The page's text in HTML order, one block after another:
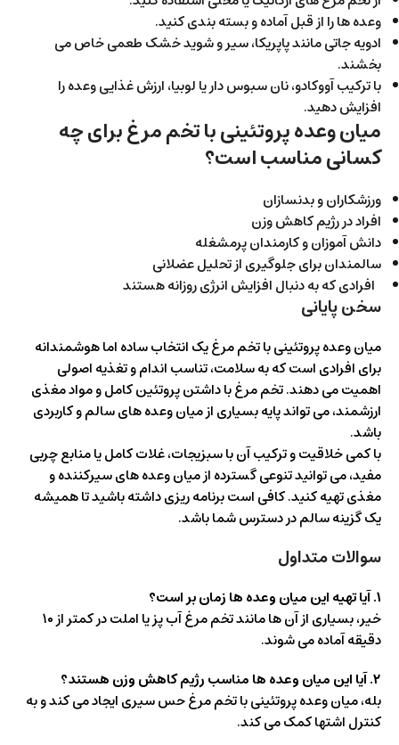
وعده ها را از قبل آماده و بسته بندی کنید.
ادویه جاتی مانند پاپریکا، سیر و شوید خشک طعمی خاص می
بخشند.
با ترکیب آووکادو، نان سبوس دار یا لوبیا، ارزش غذایی وعده را
افزایش دهید.
میان وعده پروتئینی با تخم مرغ برای چه
کسانی مناسب است؟
ورزشکاران و بدنسازان
افراد در رژیم کاهش وزن
دانش آموزان و کارمندان پرمشغله
سالمندان برای جلوگیری از تحلیل عضلانی
افرادی که به دنبال افزایش انرژی روزانه هستند
سخن پایانی
میان وعده پروتئینی با تخم مرغ یک انتخاب ساده اما هوشمندانه
برای افرادی است که به سلامت، تناسب اندام و تغذیه اصولی
اهمیت می دهند. تخم مرغ با داشتن پروتئین کامل و مواد مغذی
ارزشمند، می تواند پایه بسیاری از میان وعده های سالم و کاربردی
باشد.
با کمی خلاقیت و ترکیب آن با سبزیجات، غلات کامل یا منابع چربی
مفید، می توانید تنوعی گسترده از میان وعده های سیرکننده و
مغذی تهیه کنید. کافی است برنامه ریزی داشته باشید تا همیشه
یک گزینه سالم در دسترس شما باشد.
سوالات متداول
۱.آیا تهیه این میان وعده ها زمان بر است؟
خیر، بسیاری از آن ها مانند تخم مرغ آب پز یا املت در کمتر از ۱۰
دقیقه آماده می شوند.
۲.آیا این میان وعده ها مناسب رژیم کاهش وزن هستند؟
بله، میان وعده پروتئینی با تخم مرغ حس سیری ایجاد می کند و به
کنترل اشتها کمک می کند.